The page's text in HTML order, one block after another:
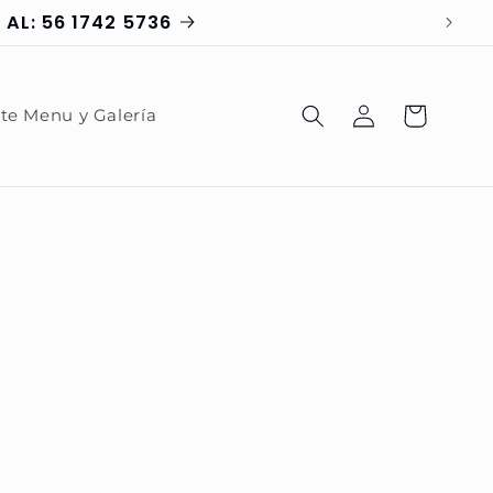
AL: 56 1742 5736
Menu y Galería
Iniciar
sesión
Carrito